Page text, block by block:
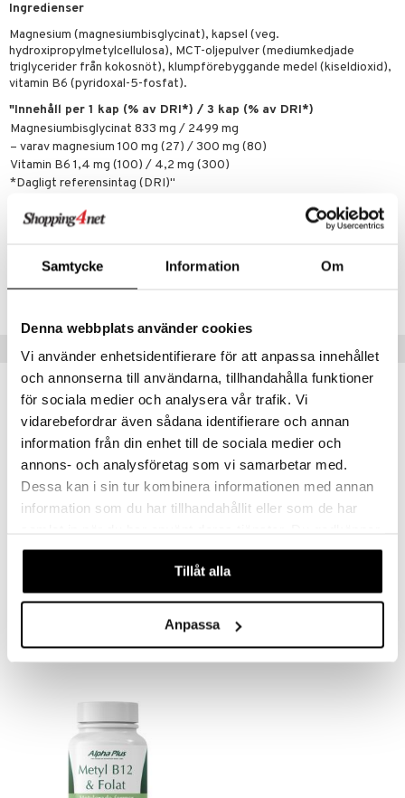
Samtycke Information Om
Denna webbplats använder cookies
Vi använder enhetsidentifierare för att anpassa innehållet
och annonserna till användarna, tillhandahålla funktioner
för sociala medier och analysera vår trafik. Vi
vidarebefordrar även sådana identifierare och annan
information från din enhet till de sociala medier och
annons- och analysföretag som vi samarbetar med.
Dessa kan i sin tur kombinera informationen med annan
information som du har tillhandahållit eller som de har
våra cookies vid fortsatt användande av vår webbplats.
Tillåt alla
Anpassa
Ingredienser
Magnesium (magnesiumbisglycinat), kapsel (veg.
hydroxipropylmetylcellulosa), MCT-oljepulver (mediumkedjade
triglycerider från kokosnöt), klumpförebyggande medel (kiseldioxid),
vitamin B6 (pyridoxal-5-fosfat).
"Innehåll per 1 kap (% av DRI*) / 3 kap (% av DRI*)
Magnesiumbisglycinat 833 mg / 2499 mg
– varav magnesium 100 mg (27) / 300 mg (80)
Vitamin B6 1,4 mg (100) / 4,2 mg (300)
*Dagligt referensintag (DRI)"
Artikelnr
Lägsta pris senaste 30 dagarna: 127 kr
Tips till dig
ALPHA PLUS ALPHA PLUS
109 kr
dusch & tvål
oljor
svar